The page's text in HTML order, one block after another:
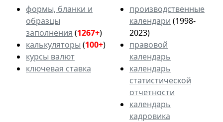
формы, бланки и
образцы
заполнения (1267+)
калькуляторы (100+)
курсы валют
ключевая ставка
производственные
календари (1998-
2023)
правовой
календарь
календарь
статистической
отчетности
календарь
кадровика